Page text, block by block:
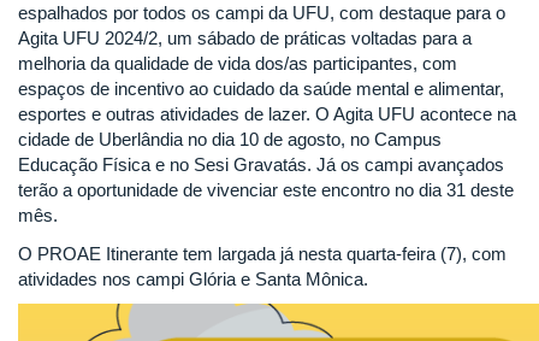
espalhados por todos os campi da UFU, com destaque para o
Agita UFU 2024/2, um sábado de práticas voltadas para a
melhoria da qualidade de vida dos/as participantes, com
espaços de incentivo ao cuidado da saúde mental e alimentar,
esportes e outras atividades de lazer. O Agita UFU acontece na
cidade de Uberlândia no dia 10 de agosto, no Campus
Educação Física e no Sesi Gravatás. Já os campi avançados
terão a oportunidade de vivenciar este encontro no dia 31 deste
mês.
O PROAE Itinerante tem largada já nesta quarta-feira (7), com
atividades nos campi Glória e Santa Mônica.